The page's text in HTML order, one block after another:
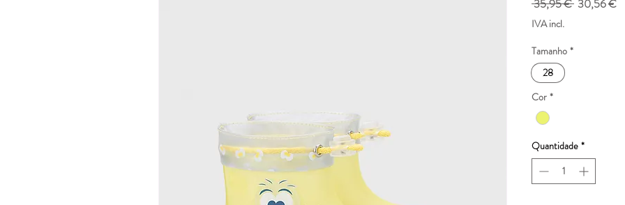
35,95 € 30,56 €
IVA incl.
Tamanho *
28
Cor *
Quantidade *